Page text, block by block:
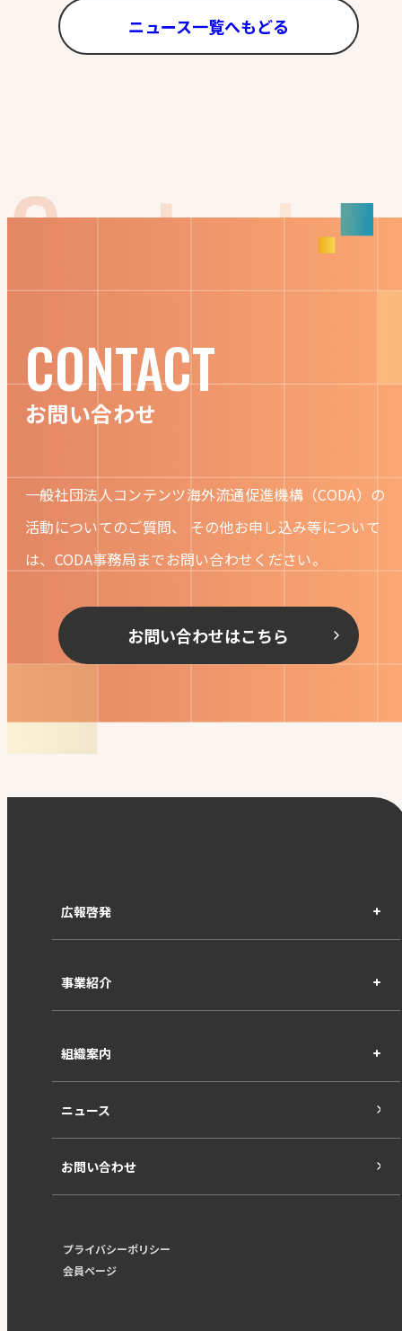
ニュース一覧へもどる
CONTACT
お問い合わせ
一般社団法人コンテンツ海外流通促進機構（CODA）の
活動についてのご質問、
その他お申し込み等について
は、CODA事務局までお問い合わせください。
お問い合わせはこちら
広報啓発
事業紹介
組織案内
ニュース
お問い合わせ
プライバシーポリシー
会員ページ